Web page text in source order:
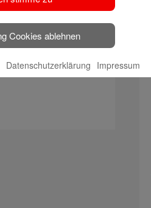
mit dem
(rechts): Sven
Marcel Carnier
und Daniela
Cookies ablehnen
Datenschutzerklärung Impressum